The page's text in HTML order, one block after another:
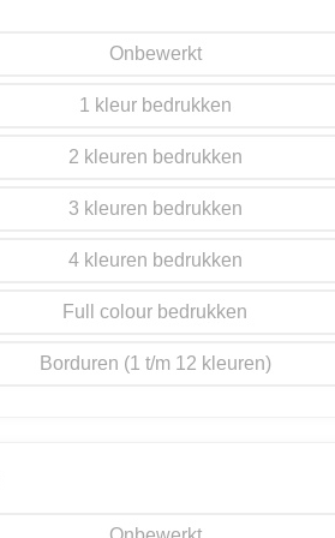
Onbewerkt
1
2
3
4
Borduren
Full colour